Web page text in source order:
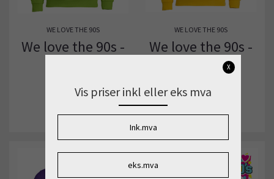
WE LOVE THE 90S
We love the 90s -
Grønn
WE LOVE THE 90S
We love the 90s -
Gul
Vis priser inkl eller eks mva
Ink.mva
eks.mva
X